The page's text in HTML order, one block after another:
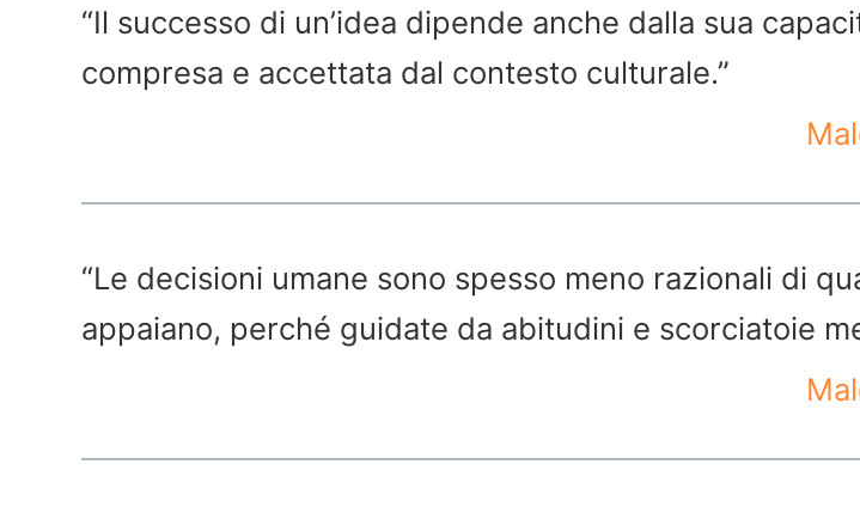
“Il successo di un’idea dipende anche dalla sua
compresa e accettata dal contesto culturale.”
“Le decisioni umane sono spesso meno razionali di
appaiano, perché guidate da abitudini e scorciatoie